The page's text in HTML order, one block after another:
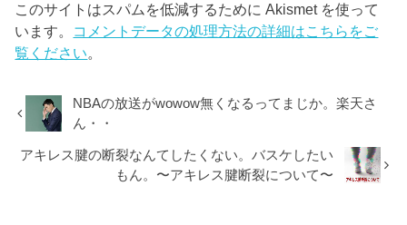
このサイトはスパムを低減するために Akismet を使って
います。 コメントデータの処理方法の詳細はこちらをご
覧ください。
NBAの放送がwowow無くなるってまじか。楽天さ
ん・・
アキレス腱の断裂なんてしたくない。バスケしたい
もん。〜アキレス腱断裂について〜